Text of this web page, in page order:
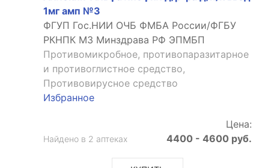
1мг амп №3
ФГУП Гос.НИИ ОЧБ ФМБА России/ФГБУ
РКНПК МЗ Минздрава РФ ЭПМБП
Противомикробное, противопаразитарное
и противоглистное средство,
Противовирусное средство
Избранное
Цена:
Найдено в 2 аптеках 4400 - 4600 руб.